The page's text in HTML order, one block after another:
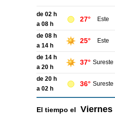
de 02 h
a 08 h
27° Este
de 08 h
a 14 h
25° Este
de 14 h
a 20 h
37° Sureste
de 20 h
a 02 h
36° Sureste
El tiempo el Viernes